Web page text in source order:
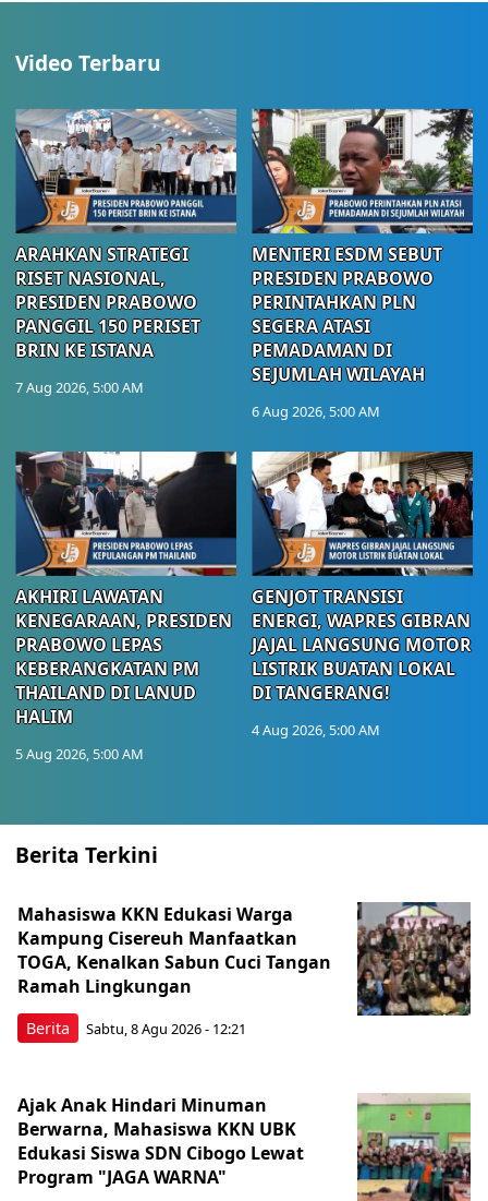
Video Terbaru
ARAHKAN STRATEGI
RISET NASIONAL,
PRESIDEN PRABOWO
PANGGIL 150 PERISET
BRIN KE ISTANA
7 Aug 2026, 5:00 AM
MENTERI ESDM SEBUT
PRESIDEN PRABOWO
PERINTAHKAN PLN
SEGERA ATASI
PEMADAMAN DI
SEJUMLAH WILAYAH
6 Aug 2026, 5:00 AM
AKHIRI LAWATAN
KENEGARAAN, PRESIDEN
PRABOWO LEPAS
KEBERANGKATAN PM
THAILAND DI LANUD
HALIM
5 Aug 2026, 5:00 AM
GENJOT TRANSISI
ENERGI, WAPRES GIBRAN
JAJAL LANGSUNG MOTOR
LISTRIK BUATAN LOKAL
DI TANGERANG!
4 Aug 2026, 5:00 AM
Berita Terkini
Berita
Mahasiswa KKN Edukasi Warga
Kampung Cisereuh Manfaatkan
TOGA, Kenalkan Sabun Cuci Tangan
Ramah Lingkungan
Sabtu, 8 Agu 2026 - 12:21
Ajak Anak Hindari Minuman
Berwarna, Mahasiswa KKN UBK
Edukasi Siswa SDN Cibogo Lewat
Program "JAGA WARNA"